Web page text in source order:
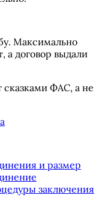
Максимально
а договор выдали
сказками ФАС, а не
и размер
заключения